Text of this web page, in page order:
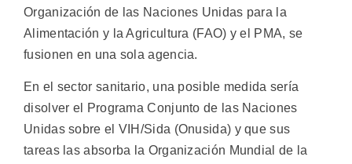
Organización de las Naciones Unidas para la
Alimentación y la Agricultura (FAO) y el PMA, se
fusionen en una sola agencia.
En el sector sanitario, una posible medida sería
disolver el Programa Conjunto de las Naciones
Unidas sobre el VIH/Sida (Onusida) y que sus
tareas las absorba la Organización Mundial de la